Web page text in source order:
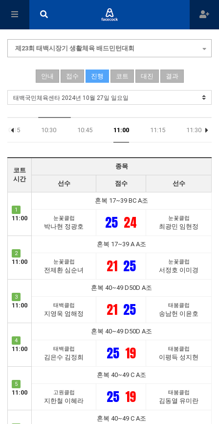
제23회 태백시장기 생활체육 배드민턴대회
안내 접수 진행 코트 대진 결과
10:15 10:30 10:45 11:00 11:15 11:30
코트
시간
종목
선수 점수 선수
1
11:00
혼복 17~39 BC A조
눈꽃클럽
박나현 정광호 25 24 눈꽃클럽
최광민 임현정
2
11:00
혼복 17~39 A A조
눈꽃클럽
전제환 심순녀 21 25 눈꽃클럽
서정호 이미경
3
11:00
혼복 40~49 D50D A조
태백클럽
지영욱 엄해정 21 25 태붐클럽
송남헌 이윤호
4
11:00
혼복 40~49 D50D A조
태백클럽
김은수 김정희 25 19 태붐클럽
이평득 성지현
5
11:00
혼복 40~49 C A조
고원클럽
지한철 이혜라 25 19 태붐클럽
김동열 유미란
혼복 40~49 C A조